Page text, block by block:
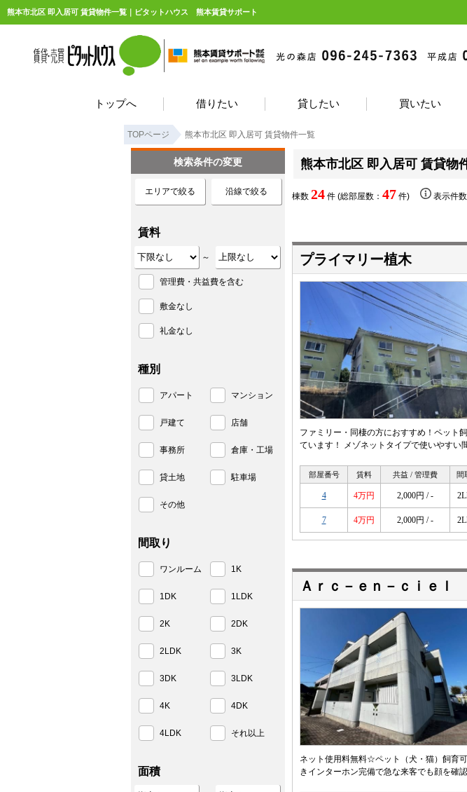
熊本市北区 即入居可 賃貸物件一覧｜ピタットハウス 熊本賃貸サポート
トップへ 借りたい 貸したい 買いたい
TOPページ 熊本市北区 即入居可 賃貸物件一覧
熊本市北区 即入居可 賃貸物
棟数 24 件 (総部屋数： 47 件) 表示件
プライマリー植木
ファミリー・同棲の方におすすめ！ペット
ています！ メゾネットタイプで使いやすい
部屋番号 賃料 共益 / 管理費 間
4 4万円 2,000円 / -
7 4万円 2,000円 / -
Ａｒｃ－ｅｎ－ｃｉｅｌ
ネット使用料無料☆ペット（犬・猫）飼育
きインターホン完備で急な来客でも顔を確
検索条件の変更
エリアで絞る 沿線で絞る
賃料
～
管理費・共益費を含む
敷金なし
礼金なし
種別
アパート マンション
戸建て 店舗
事務所 倉庫・工場
貸土地 駐車場
その他
間取り
ワンルーム 1K
1DK 1LDK
2K 2DK
2LDK 3K
3DK 3LDK
4K 4DK
4LDK それ以上
面積